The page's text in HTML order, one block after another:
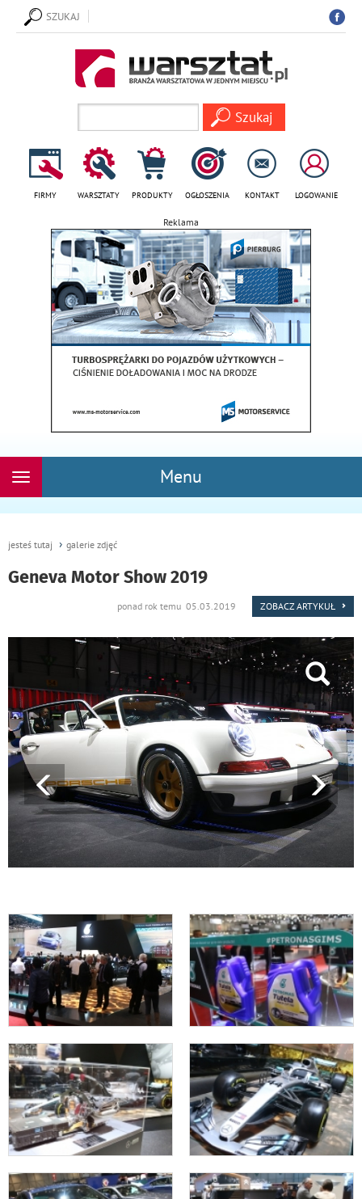
SZUKAJ
FIRMY WARSZTATY PRODUKTY OGŁOSZENIA KONTAKT LOGOWANIE
Reklama
Menu
Rozwiń
jesteś tutaj galerie zdjęć
Geneva Motor Show 2019
ponad rok temu 05.03.2019 ZOBACZ ARTYKUŁ